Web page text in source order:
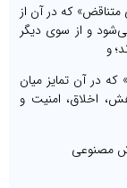
که در آن از
و از سوی دیگر
و
آن تمایز میان
اخلاق، امنیت و
مصنوعی